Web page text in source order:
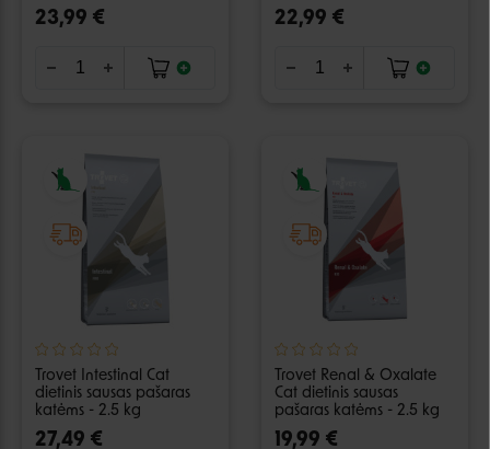
23,99 € 22,99 €
Trovet Intestinal Cat
dietinis sausas pašaras
katėms - 2.5 kg
27,49 €
Trovet Renal & Oxalate
Cat dietinis sausas
pašaras katėms - 2.5 kg
19,99 €